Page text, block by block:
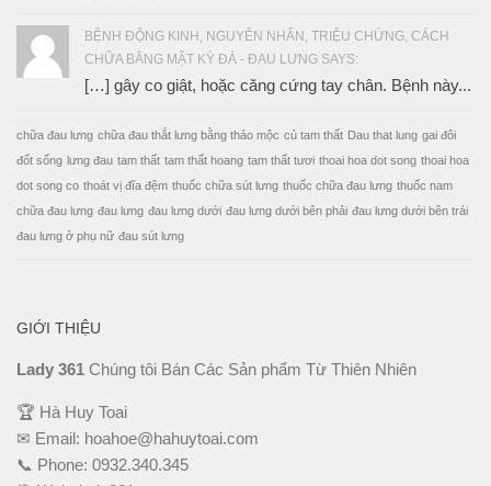
BỆNH ĐỘNG KINH, NGUYÊN NHÂN, TRIỆU CHỨNG, CÁCH
CHỮA BẰNG MẬT KỲ ĐÀ - ĐAU LƯNG SAYS:
[…] gây co giật, hoặc căng cứng tay chân. Bệnh này...
chữa đau lưng chữa đau thắt lưng bằng thảo mộc củ tam thất Dau that lung gai đôi
đốt sống lưng đau tam thất tam thất hoang tam thất tươi thoai hoa dot song thoai hoa
dot song co thoát vị đĩa đệm thuốc chữa sút lưng thuốc chữa đau lưng thuốc nam
chữa đau lưng đau lưng đau lưng dưới đau lưng dưới bên phải đau lưng dưới bên trái
đau lưng ở phụ nữ đau sút lưng
GIỚI THIỆU
Lady 361 Chúng tôi Bán Các Sản phẩm Từ Thiên Nhiên
🏆 Hà Huy Toai
✉ Email: hoahoe@hahuytoai.com
📞 Phone: 0932.340.345